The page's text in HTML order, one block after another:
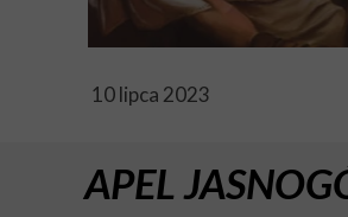
10 lipca 2023
APEL